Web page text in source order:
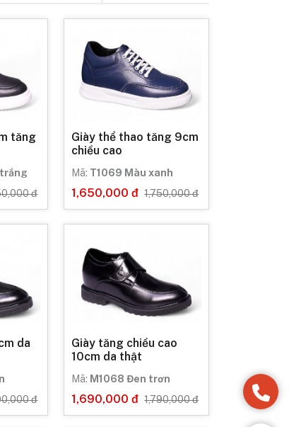
tăng
đ
Giày thể thao tăng 9cm
chiều cao
Mã: T1069 Màu xanh
1,650,000 đ 1,750,000 đ
da
đ
Giày tăng chiều cao
10cm da thật
Mã: M1068 Đen trơn
1,690,000 đ 1,790,000 đ